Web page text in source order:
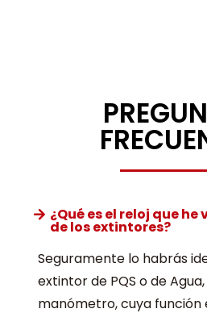
¿Qué es el reloj que
de los extintores?
Seguramente lo habrás
extintor de PQS o de
manómetro, cuya función